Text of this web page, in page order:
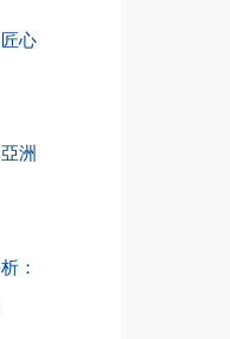
心
洲
：